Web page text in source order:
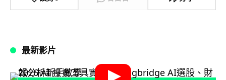
最新影片